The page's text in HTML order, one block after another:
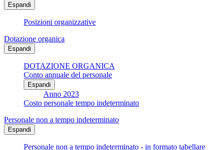
Espandi
Posizioni organizzative
Dotazione organica
Espandi
DOTAZIONE ORGANICA
Conto annuale del personale
Espandi
Anno 2023
Costo personale tempo indeterminato
Personale non a tempo indeterminato
Espandi
Personale non a tempo indeterminato - in formato tabellare